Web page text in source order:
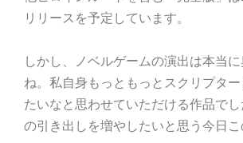
リリースを予定しています。
しかし、ノベルゲームの演出は本当
ね。私自身もっともっとスクリプタ
たいなと思わせていただける作品で
の引き出しを増やしたいと思う今日こ